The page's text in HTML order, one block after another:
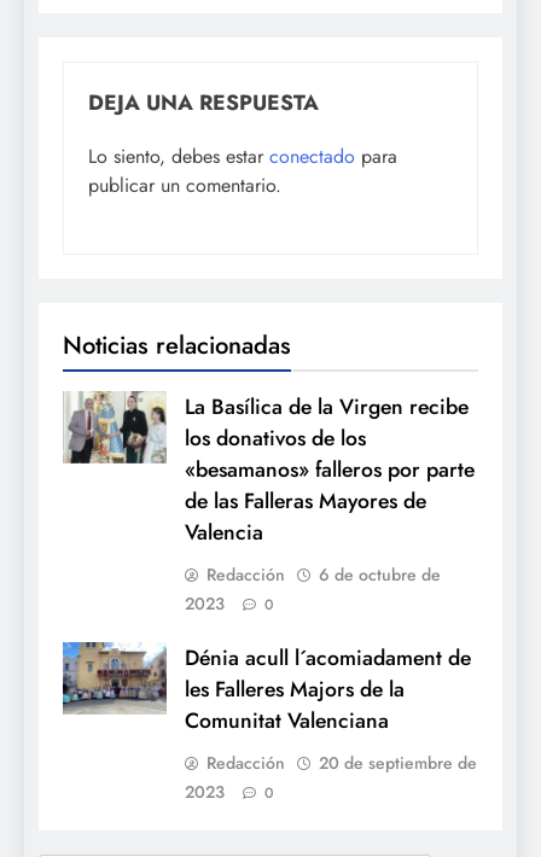
DEJA UNA RESPUESTA
Lo siento, debes estar conectado para
publicar un comentario.
Noticias relacionadas
La Basílica de la Virgen recibe
los donativos de los
«besamanos» falleros por parte
de las Falleras Mayores de
Valencia
Redacción
6 de octubre de
2023
0
Dénia acull l´acomiadament de
les Falleres Majors de la
Comunitat Valenciana
Redacción
20 de septiembre de
2023
0